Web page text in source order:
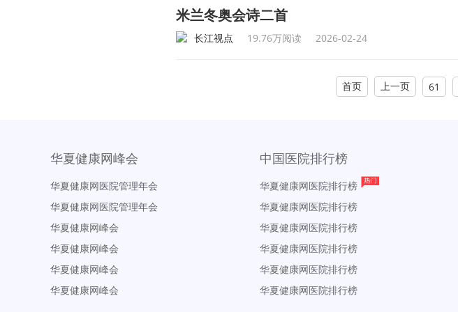
米兰冬奥会诗二首
长江视点 19.76万阅读 2026-02-24
首页 上一页 61
华夏健康网峰会
华夏健康网医院管理年会
华夏健康网医院管理年会
华夏健康网峰会
华夏健康网峰会
华夏健康网峰会
华夏健康网峰会
中国医院排行榜
华夏健康网医院排行榜
华夏健康网医院排行榜
华夏健康网医院排行榜
华夏健康网医院排行榜
华夏健康网医院排行榜
华夏健康网医院排行榜